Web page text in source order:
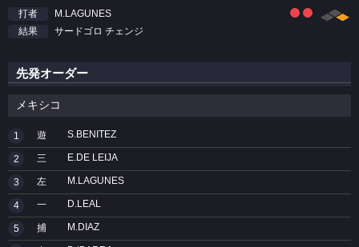
打者
M.LAGUNES
結果
サードゴロ チェンジ
先発オーダー
メキシコ
1 遊 S.BENITEZ
2 三 E.DE LEIJA
3 左 M.LAGUNES
4 一 D.LEAL
5 捕 M.DIAZ